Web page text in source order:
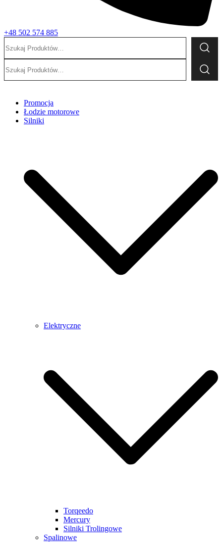
+48 502 574 885
Promocja
Łodzie motorowe
Silniki
Elektryczne
Torqeedo
Mercury
Silniki Trolingowe
Spalinowe